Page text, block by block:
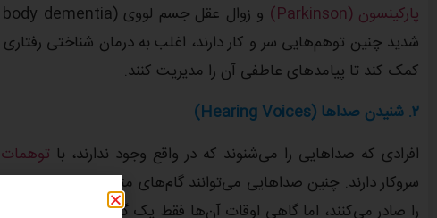
پارکینسون (Parkinson)
کمک کند تا پیامد‌های عاطفی آن را مدیریت کنند.
۲. شنیدن صدا‌ها (Hearing Voices
)
افرادی که صدا‌هایی را می‌شنوند که در واقع وجود ندارند، با
سروکار دارند. چنین صدا‌هایی می‌توانند گام‌های متنوعی از مثبت